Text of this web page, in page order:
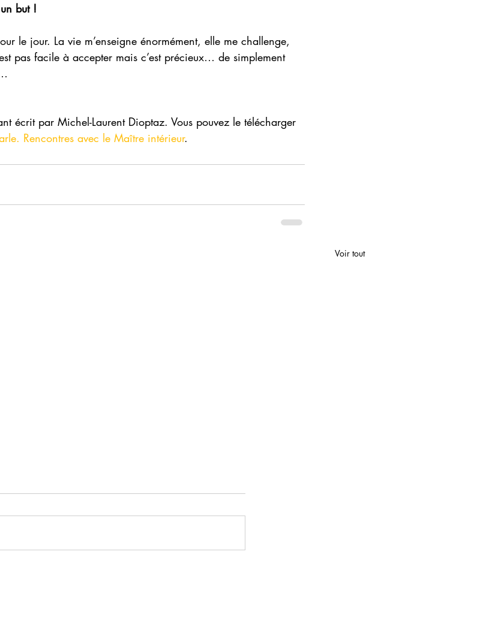
but !
le jour. La vie m’enseigne énormément, elle me challenge,
pas facile à accepter mais c’est précieux… de simplement
écrit par Michel-Laurent Dioptaz. Vous pouvez le télécharger
Rencontres avec le Maître intérieur.
Voir tout
Podcast : Vos questions